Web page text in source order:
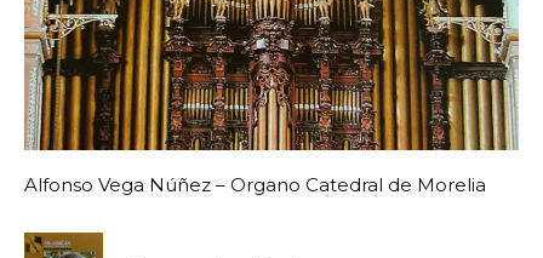
Alfonso Vega Núñez – Organo Catedral de Morelia